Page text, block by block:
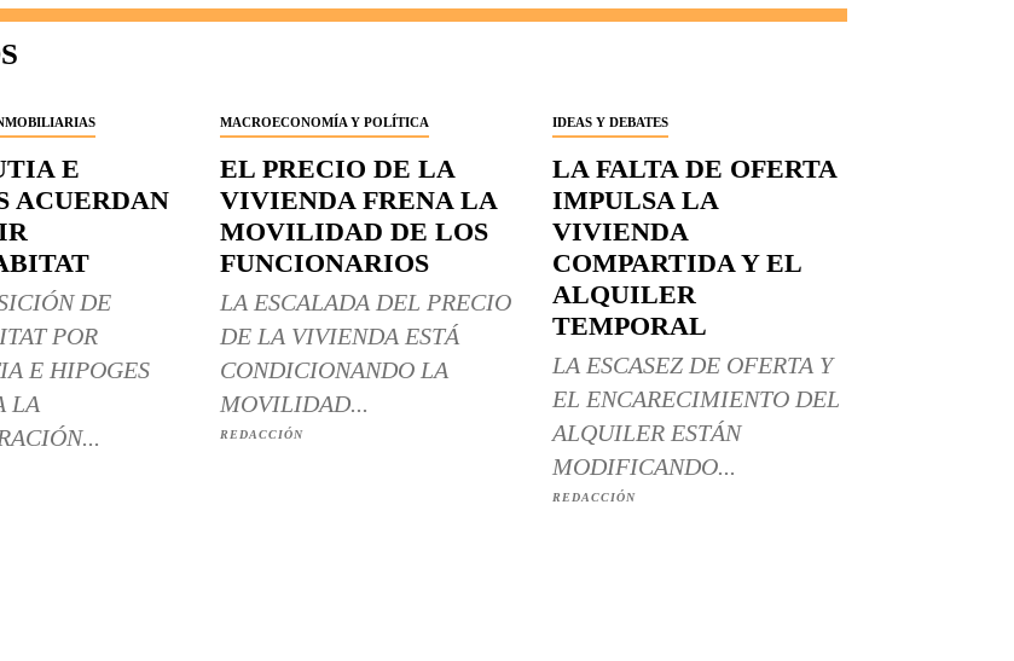
E
ACUERDAN
DE
POR
E HIPOGES
LA
MACROECONOMÍA Y POLÍTICA
EL PRECIO DE LA
VIVIENDA FRENA LA
MOVILIDAD DE LOS
FUNCIONARIOS
LA ESCALADA DEL PRECIO
DE LA VIVIENDA ESTÁ
CONDICIONANDO LA
MOVILIDAD...
REDACCIÓN
IDEAS Y DEBATES
LA FALTA DE OFERTA
IMPULSA LA
VIVIENDA
COMPARTIDA Y EL
ALQUILER
TEMPORAL
LA ESCASEZ DE OFERTA Y
EL ENCARECIMIENTO DEL
ALQUILER ESTÁN
MODIFICANDO...
REDACCIÓN